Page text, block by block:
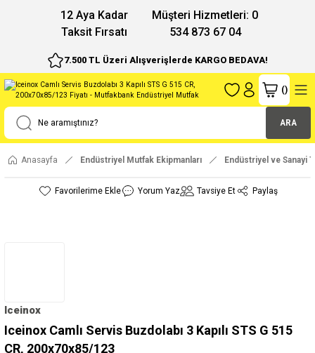
12 Aya Kadar
Taksit Fırsatı
Müşteri Hizmetleri: 0
534 873 67 04
7.500 TL Üzeri Alışverişlerde KARGO BEDAVA!
ARA
()
Anasayfa Endüstriyel Mutfak Ekipmanları Endüstriyel ve Sanayi
Yorum Yaz Tavsiye Et Paylaş
Iceinox
Iceinox Camlı Servis Buzdolabı 3 Kapılı STS G 515
CR, 200x70x85/123